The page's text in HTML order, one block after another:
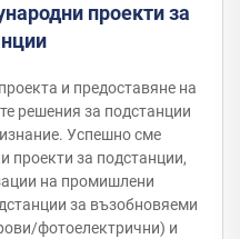
проекти за
и предоставяне на
решения за подстанции
Успешно сме
проекти за подстанции,
на промишлени
за възобновяеми
фотоелектрични) и